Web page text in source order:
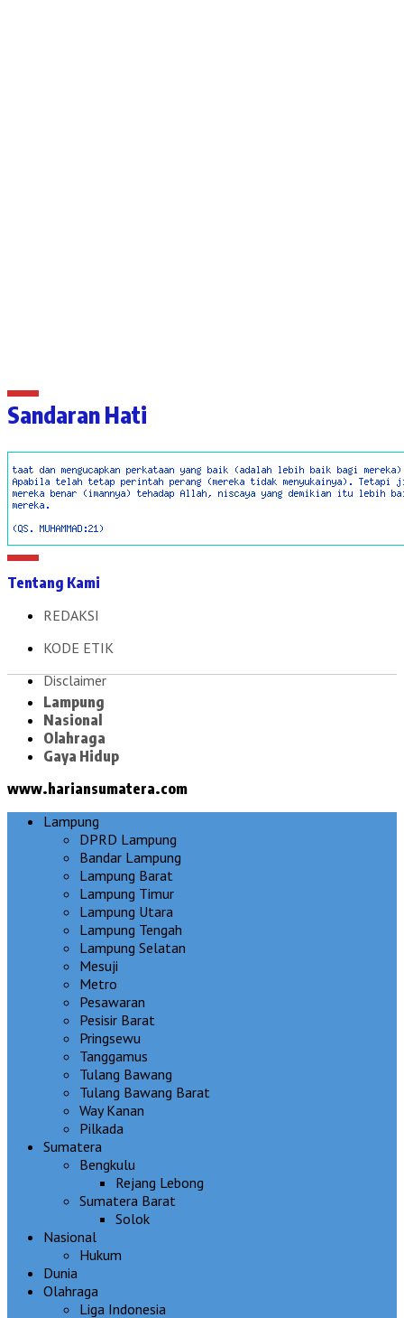
Sandaran Hati
Tentang Kami
REDAKSI
KODE ETIK
Disclaimer
Lampung
Nasional
Olahraga
Gaya Hidup
www.hariansumatera.com
Lampung
DPRD Lampung
Bandar Lampung
Lampung Barat
Lampung Timur
Lampung Utara
Lampung Tengah
Lampung Selatan
Mesuji
Metro
Pesawaran
Pesisir Barat
Pringsewu
Tanggamus
Tulang Bawang
Tulang Bawang Barat
Way Kanan
Pilkada
Sumatera
Bengkulu
Rejang Lebong
Sumatera Barat
Solok
Nasional
Hukum
Dunia
Olahraga
Liga Indonesia